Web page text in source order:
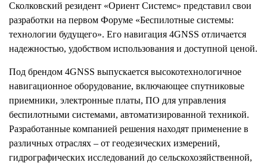
Сколковский резидент «Ориент Системс» представил свои
разработки на первом Форуме «Беспилотные системы:
технологии будущего». Его навигация 4GNSS отличается
надежностью, удобством использования и доступной ценой.
Под брендом 4GNSS выпускается высокотехнологичное
навигационное оборудование, включающее спутниковые
приемники, электронные платы, ПО для управления
беспилотными системами, автоматизированной техникой.
Разработанные компанией решения находят применение в
различных отраслях – от геодезических измерений,
гидрографических исследований до сельскохозяйственной,